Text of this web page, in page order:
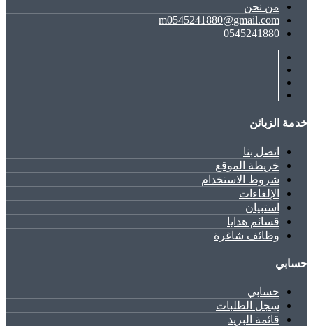
ﻣﻦ ﻧﺤﻦ
m0545241880@gmail.com
0545241880
خدمة الزبائن
اتصل بنا
خريطة الموقع
شروط الاستخدام
الإلغاءات
استبيان
قسائم هدايا
وظائف شاغرة
حسابي
حسابي
سِجل الطلبات
قائمة البريد